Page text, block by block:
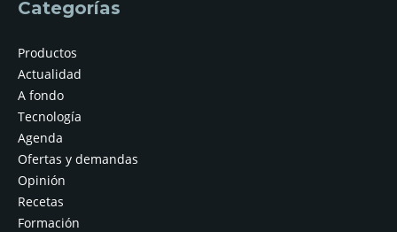
Categorías
Productos
Actualidad
A fondo
Tecnología
Agenda
Ofertas y demandas
Opinión
Recetas
Formación